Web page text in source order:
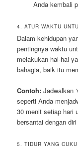
Anda kembali
4. ATUR WAKTU
Dalam kehidupan
pentingnya waktu
melakukan hal-hal
bahagia, baik itu
Contoh: Jadwalkan
seperti Anda
30 menit setiap hari
bersantai dengan
5. TIDUR YANG